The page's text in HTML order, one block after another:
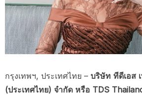
กรุงเทพฯ, ประเทศไทย – บริษัท ทีดีเอส
(ประเทศไทย) จำกัด หรือ TDS